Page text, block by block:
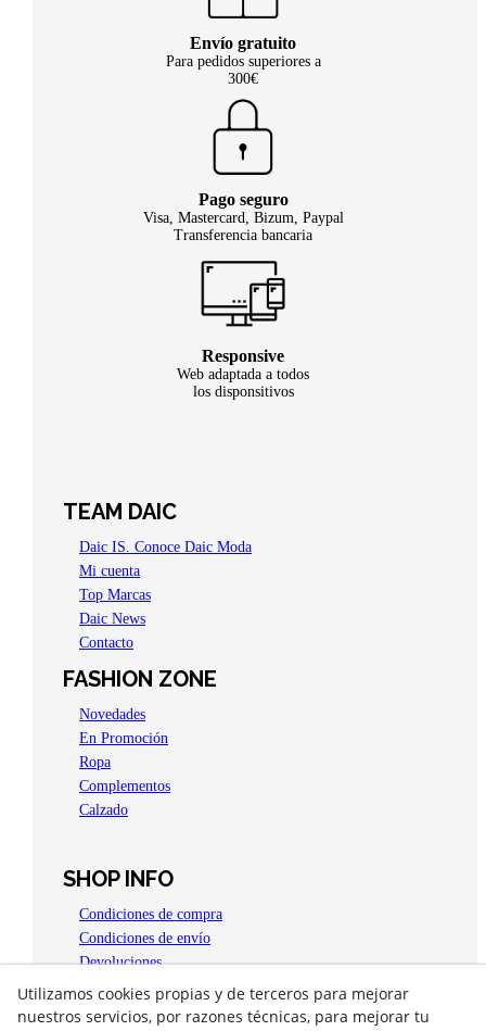
Envío gratuito
Para pedidos superiores a
300€
Pago seguro
Visa, Mastercard, Bizum, Paypal
Transferencia bancaria
Responsive
Web adaptada a todos
los disponsitivos
TEAM DAIC
Daic IS. Conoce Daic Moda
Mi cuenta
Top Marcas
Daic News
Contacto
FASHION ZONE
Novedades
En Promoción
Ropa
Complementos
Calzado
SHOP INFO
Condiciones de compra
Condiciones de envío
Devoluciones
Aviso legal
Política de privacidad
Utilizamos cookies propias y de terceros para mejorar
nuestros servicios, por razones técnicas, para mejorar tu